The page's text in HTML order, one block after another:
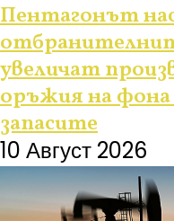
Пентагонът
увеличат
оръжия на фона
запасите
10 Август 2026